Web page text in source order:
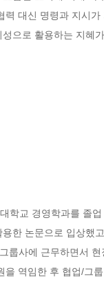
력 대신 명령과 지시
으로 활용하는 지혜
학교 경영학과를 졸
한 논문으로 입상했
룹사에 근무하면서
을 역임한 후 협업/그